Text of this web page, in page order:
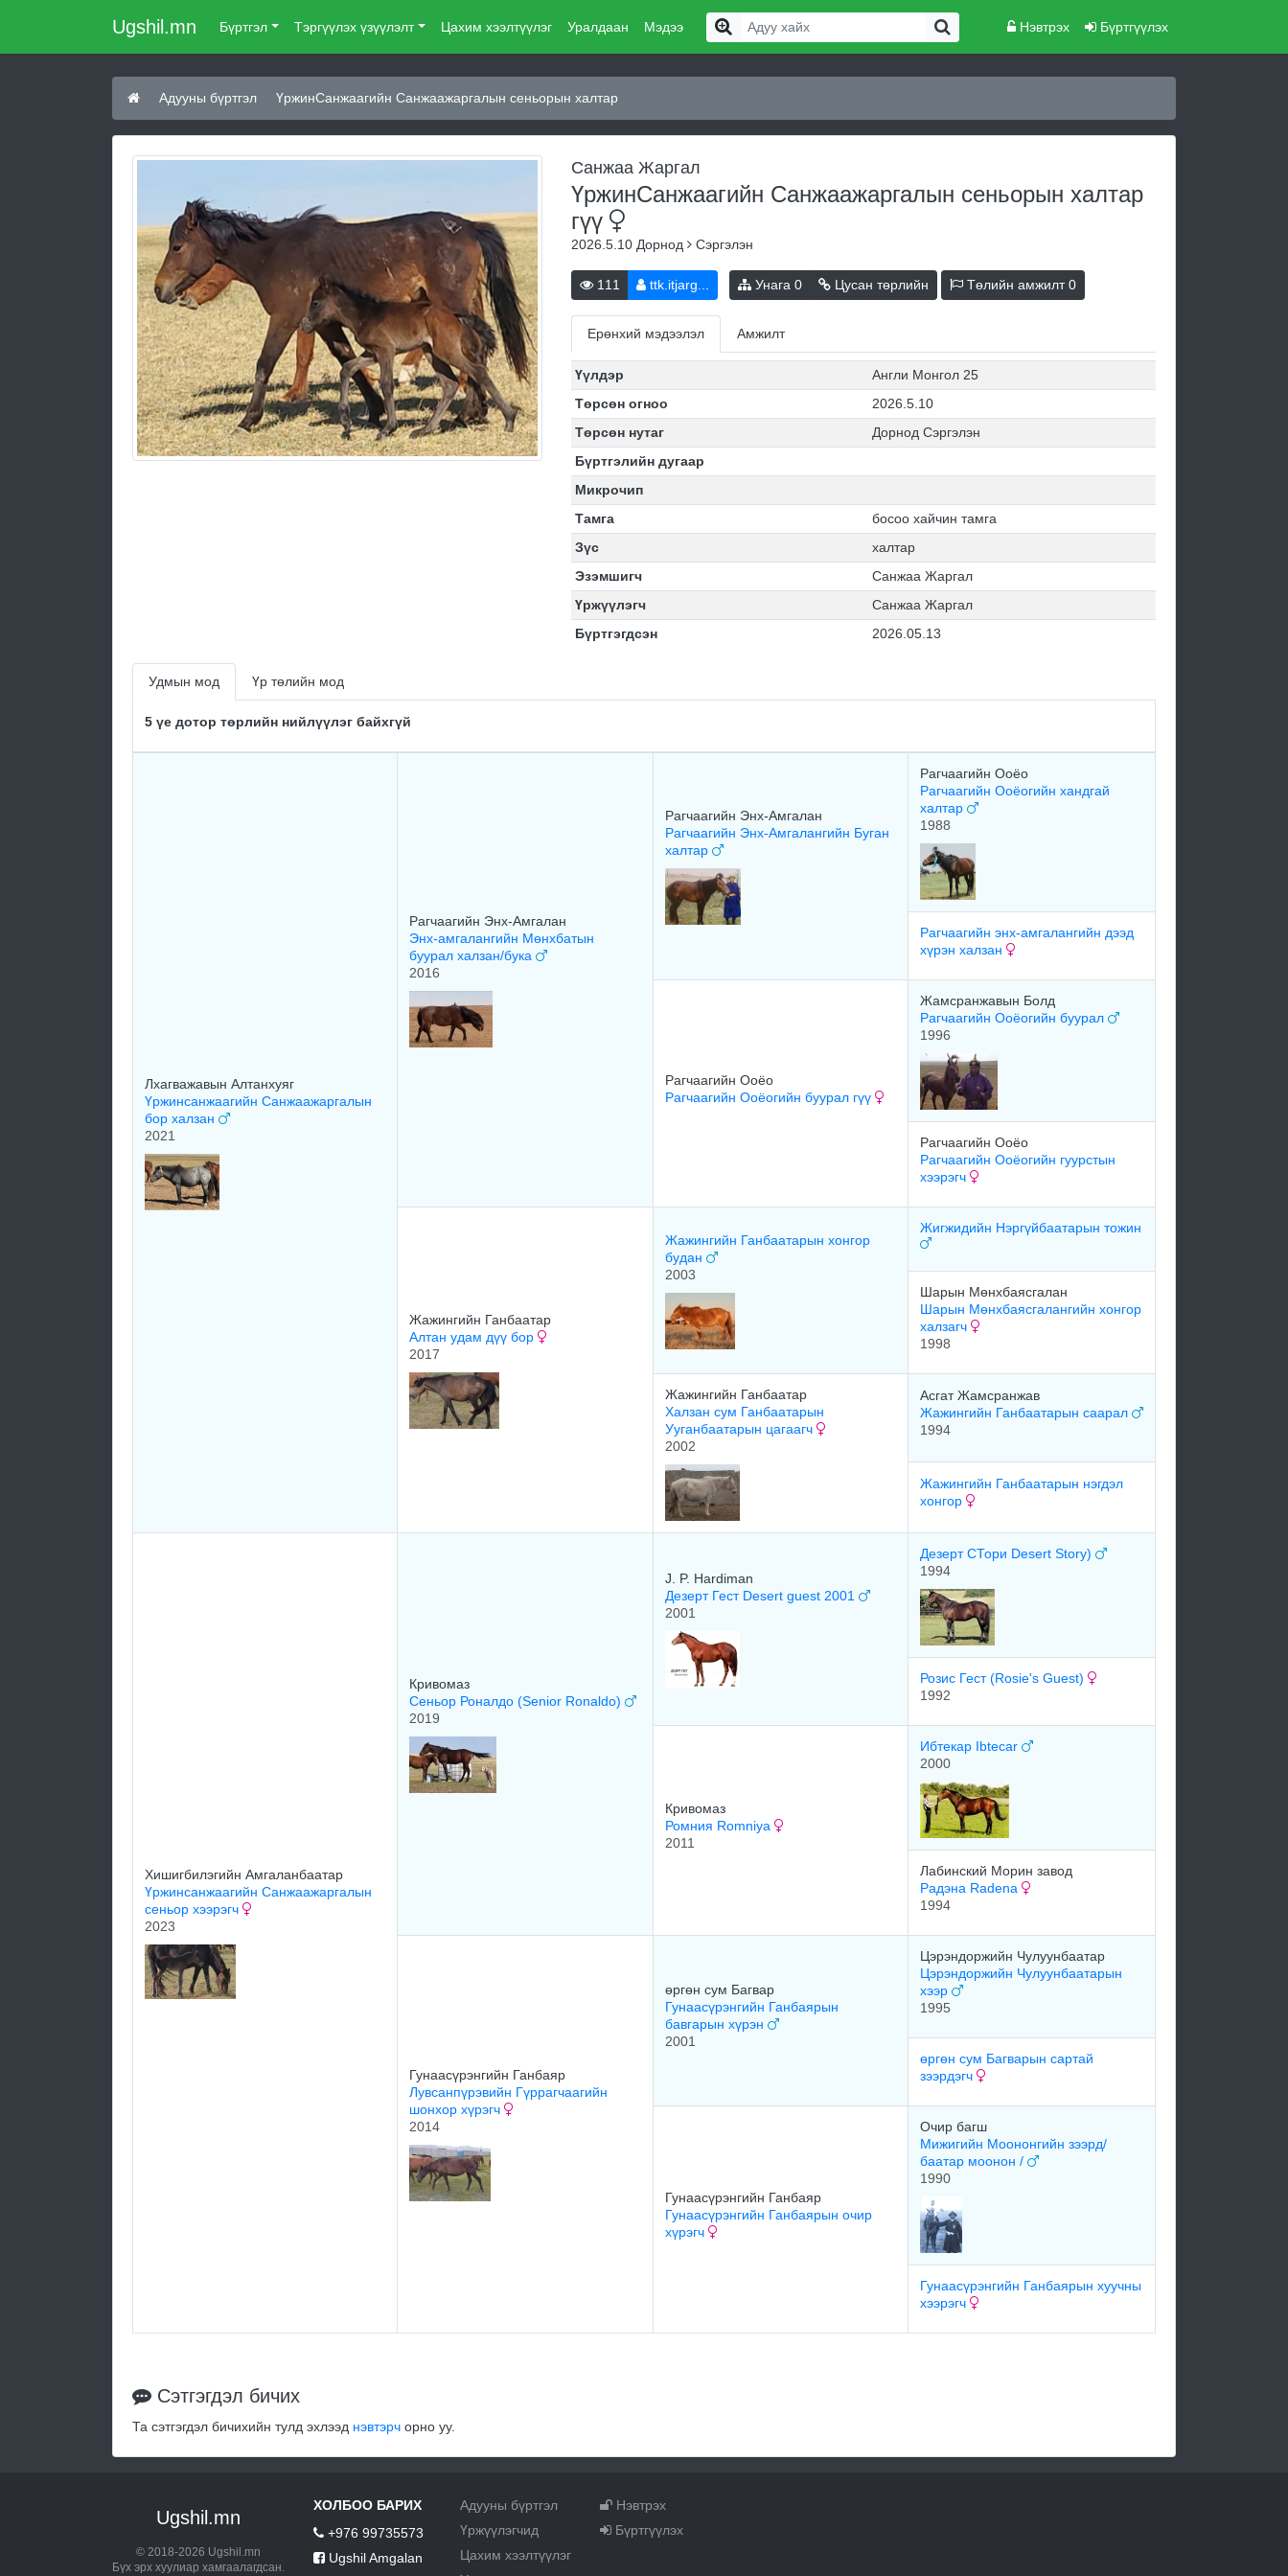
Ugshil.mn Бүртгэл Тэргүүлэх үзүүлэлт Цахим хээлтүүлэг Уралдаан Мэдээ Нэвтрэх Бүртгүүлэх
Адууны бүртгэл ҮржинСанжаагийн Санжаажаргалын сеньорын халтар
Санжаа Жаргал
ҮржинСанжаагийн Санжаажаргалын сеньорын халтар
гүү
2026.5.10 Дорнод Сэргэлэн
111 ttk.itjarg... Унага 0 Цусан төрлийн Төлийн амжилт0
Ерөнхий мэдээлэл Амжилт
Үүлдэр
Англи Монгол 25
Төрсөн огноо
2026.5.10
Төрсөн нутаг
Дорнод Сэргэлэн
Бүртгэлийн дугаар
Микрочип
Тамга
босоо хайчин тамга
Зүс
халтар
Эзэмшигч
Санжаа Жаргал
Үржүүлэгч
Санжаа Жаргал
Бүртгэгдсэн
2026.05.13
Удмын мод Үр төлийн мод
5 үе дотор төрлийн нийлүүлэг байхгүй
Лхагважавын Алтанхуяг
Үржинсанжаагийн Санжаажаргалын
бор халзан
2021
Рагчаагийн Энх-Амгалан
Энх-амгалангийн Мөнхбатын
буурал халзан/бука
2016
Рагчаагийн Энх-Амгалан
Рагчаагийн Энх-Амгалангийн Буган
халтар
Рагчаагийн Ооёо
Рагчаагийн Ооёогийн хандгай
халтар
1988
Рагчаагийн энх-амгалангийн дээд
хүрэн халзан
Рагчаагийн Ооёо
Рагчаагийн Ооёогийн буурал гүү
Жамсранжавын Болд
Рагчаагийн Ооёогийн буурал
1996
Рагчаагийн Ооёо
Рагчаагийн Ооёогийн гуурстын
хээрэгч
Жажингийн Ганбаатар
Алтан удам дүү бор
2017
Жажингийн Ганбаатарын хонгор
будан
2003
Жигжидийн Нэргүйбаатарын тожин
Шарын Мөнхбаясгалан
Шарын Мөнхбаясгалангийн хонгор
халзагч
1998
Жажингийн Ганбаатар
Халзан сум Ганбаатарын
Ууганбаатарын цагаагч
2002
Асгат Жамсранжав
Жажингийн Ганбаатарын саарал
1994
Жажингийн Ганбаатарын нэгдэл
хонгор
Хишигбилэгийн Амгаланбаатар
Үржинсанжаагийн Санжаажаргалын
сеньор хээрэгч
2023
Кривомаз
Сеньор Роналдо (Senior Ronaldo)
2019
J. P. Hardiman
Дезерт Гест Desert guest 2001
2001
Дезерт СТори Desert Story)
1994
Розис Гест (Rosie's Guest)
1992
Кривомаз
Ромния Romniya
2011
Ибтекар Ibtecar
2000
Лабинский Морин завод
Радэна Radena
1994
Гунаасүрэнгийн Ганбаяр
Лувсанпүрэвийн Гүррагчаагийн
шонхор хүрэгч
2014
өргөн сум Багвар
Гунаасүрэнгийн Ганбаярын
бавгарын хүрэн
2001
Цэрэндоржийн Чулуунбаатар
Цэрэндоржийн Чулуунбаатарын
хээр
1995
өргөн сум Багварын сартай
зээрдэгч
Гунаасүрэнгийн Ганбаяр
Гунаасүрэнгийн Ганбаярын очир
хүрэгч
Очир багш
Мижигийн Моононгийн зээрд/
баатар моонон /
1990
Гунаасүрэнгийн Ганбаярын хуучны
хээрэгч
Сэтгэгдэл бичих
Та сэтгэгдэл бичихийн тулд эхлээд нэвтэрч орно уу.
Ugshil.mn
© 2018-2026 Ugshil.mn
Бүх эрх хуулиар хамгаалагдсан.
ХОЛБОО БАРИХ
+976 99735573
Ugshil Amgalan
Адууны бүртгэл
Үржүүлэгчид
Цахим хээлтүүлэг
Нэвтрэх
Бүртгүүлэх